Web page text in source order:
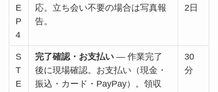
E
P
4
応。立ち会い不要の場合は写真報
告。
2日
S
T
E
完了確認・お支払い — 作業完了
後に現場確認。お支払い（現金・
振込・カード・PayPay）。領収
30
分